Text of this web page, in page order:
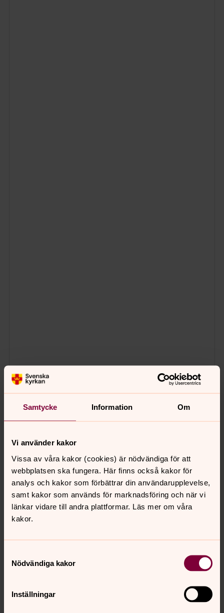
Samtycke Information Om
Vi använder kakor
Vissa av våra kakor (cookies) är nödvändiga för att
webbplatsen ska fungera. Här finns också kakor för
analys och kakor som förbättrar din användarupplevelse,
samt kakor som används för marknadsföring och när vi
länkar vidare till andra plattformar. Läs mer om våra
kakor.
Nödvändiga kakor
Inställningar